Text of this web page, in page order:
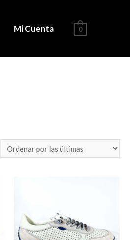
Mi Cuenta 0